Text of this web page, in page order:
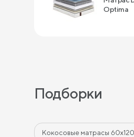
Optima
Подборки
Кокосовые матрасы 60х120